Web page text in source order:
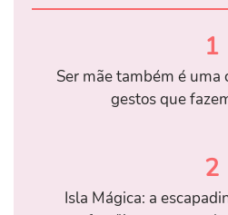
1
Ser mãe também é uma
gestos que
2
Isla Mágica: a